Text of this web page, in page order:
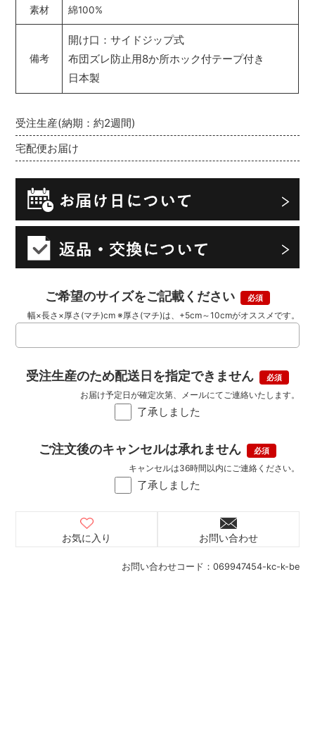
お問い合わせコード： 069947454-kc-k-be
受注生産(納期：約2週間)
宅配便お届け
ご希望のサイズをご記載ください
幅×長さ×厚さ(マチ)cm ※厚さ(マチ)は、+5cm～10cmがオススメです。
受注生産のため配送日を指定できません
了承しました
お届け予定日が確定次第、メールにてご連絡いたします。
ご注文後のキャンセルは承れません
了承しました
キャンセルは36時間以内にご連絡ください。
お気に入り お問い合わせ
素材 綿100%
備考
開け口：サイドジップ式
布団ズレ防止用8か所ホック付テープ付き
日本製